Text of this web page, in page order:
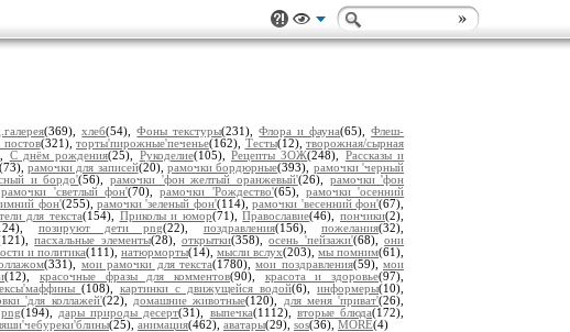
(369),хлеб(54),Фоны текстуры(231),Флора и фауна(65),Флеш-
постов(321), торты'пирожные'печенье(162), Тесты(12), творожная/сырная
С днём рождения(25), Рукоделие(105),Рецепты ЗОЖ(248), Рассказы и
рамочки для записей(20), рамочки бордюрные(393), рамочки 'черный
и бордо'(56),рамочки 'фон желтый оранжевый'(26), рамочки 'фон
рамочки 'светлый фон'(70),рамочки 'Рождество'(65), рамочки 'осенний
фон'(255), рамочки 'зеленый фон'(114),рамочки 'весенний фон'(67),
для текста(154), Приколы и юмор(71),Православие(46), пончики(2),
позируют дети png(22), поздравления(156),пожелания(32),
пасхальные элементы(28), открытки(358),осень 'пейзажи'(68),они
и политика(111), натюрморты(14), мысли вслух(203), мы помним(61),
(331), мои рамочки для текста(1780),мои поздравления(59), мои
(12), красочные фразы для комментов(90), красота и здоровье(97),
(108), картинки с движущейся водой(6),информеры(10),
'для коллажей'(22), домашние животные(120), для меня 'приват'(26),
(194), дары природы десерт(31), выпечка(1112), вторые блюда(172),
(25), анимация(462), аватары(29), sos(36), MORE(4)